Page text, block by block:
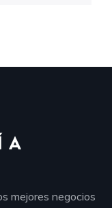
mejores negocios